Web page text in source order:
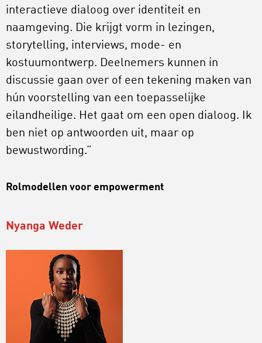
interactieve dialoog over identiteit en
naamgeving. Die krijgt vorm in lezingen,
storytelling, interviews, mode- en
kostuumontwerp. Deelnemers kunnen in
discussie gaan over of een tekening maken van
hún voorstelling van een toepasselijke
eilandheilige. Het gaat om een open dialoog. Ik
ben niet op antwoorden uit, maar op
bewustwording.”
Rolmodellen voor empowerment
Nyanga Weder